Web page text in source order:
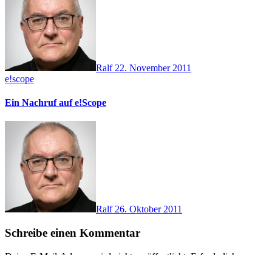
Ralf 22. November 2011
e!scope
Ein Nachruf auf e!Scope
Ralf 26. Oktober 2011
Schreibe einen Kommentar